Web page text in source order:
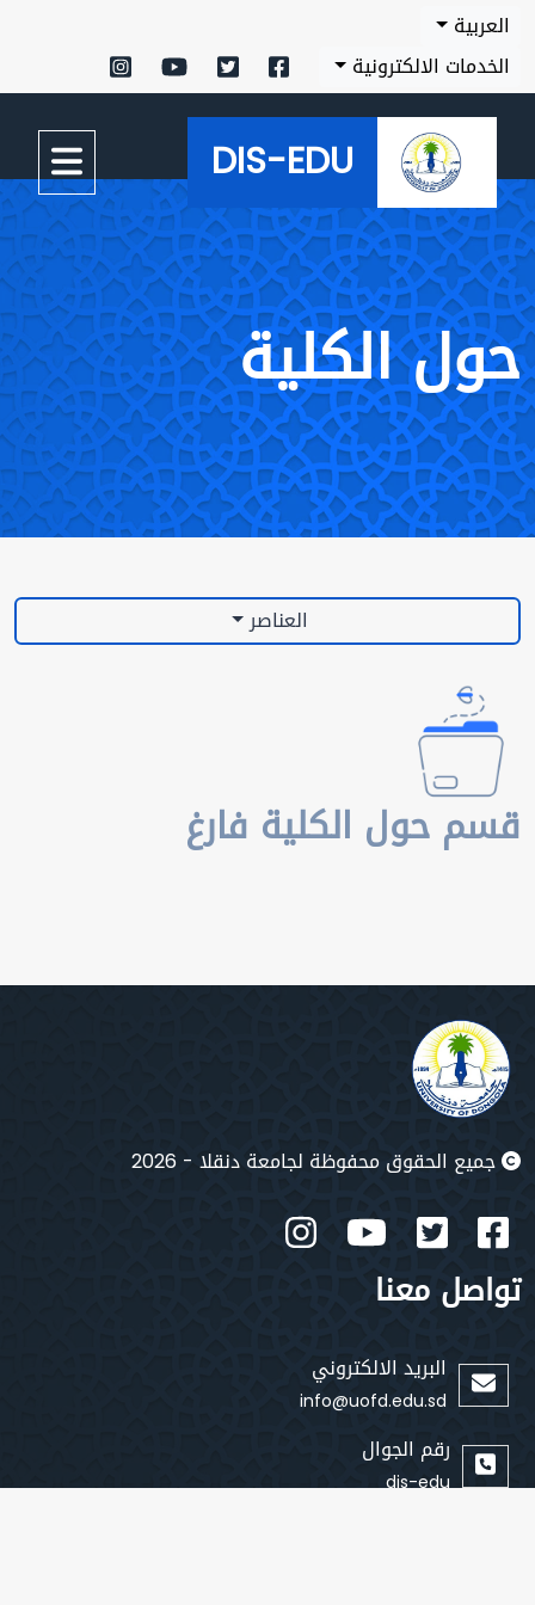
العربية
الخدمات الالكترونية
DIS-EDU
حول الكلية
العناصر
قسم حول الكلية فارغ
جميع الحقوق محفوظة لجامعة دنقلا - 2026
تواصل معنا
البريد الالكتروني
info@uofd.edu.sd
رقم الجوال
dis-edu